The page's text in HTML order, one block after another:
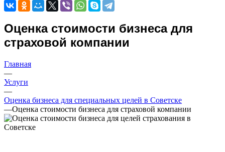
Оценка стоимости бизнеса для
страховой компании
Главная
—
Услуги
—
Оценка бизнеса для специальных целей в Советске
—Оценка стоимости бизнеса для страховой компании
Абинск
Аксай
Алушта
Анапа
Ангарск
Анжеро-Судженск
Апатиты
Апрелевка
Арамиль